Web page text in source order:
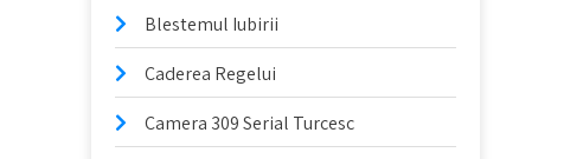
Blestemul Iubirii
Caderea Regelui
Camera 309 Serial Turcesc